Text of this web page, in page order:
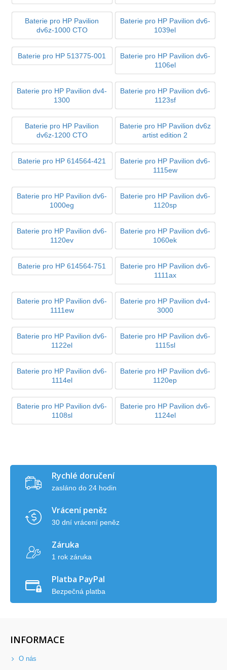
Baterie pro HP Pavilion
dv6z-1000 CTO
Baterie pro HP Pavilion dv6-
1039el
Baterie pro HP 513775-001
Baterie pro HP Pavilion dv6-
1106el
Baterie pro HP Pavilion dv4-
1300
Baterie pro HP Pavilion dv6-
1123sf
Baterie pro HP Pavilion
dv6z-1200 CTO
Baterie pro HP Pavilion dv6z
artist edition 2
Baterie pro HP 614564-421
Baterie pro HP Pavilion dv6-
1115ew
Baterie pro HP Pavilion dv6-
1000eg
Baterie pro HP Pavilion dv6-
1120sp
Baterie pro HP Pavilion dv6-
1120ev
Baterie pro HP Pavilion dv6-
1060ek
Baterie pro HP 614564-751
Baterie pro HP Pavilion dv6-
1111ax
Baterie pro HP Pavilion dv6-
1111ew
Baterie pro HP Pavilion dv4-
3000
Baterie pro HP Pavilion dv6-
1122el
Baterie pro HP Pavilion dv6-
1115sl
Baterie pro HP Pavilion dv6-
1114el
Baterie pro HP Pavilion dv6-
1120ep
Baterie pro HP Pavilion dv6-
1108sl
Baterie pro HP Pavilion dv6-
1124el
Rychlé doručení
zasláno do 24 hodin
Vrácení peněz
30 dní vrácení peněz
Záruka
1 rok záruka
Platba PayPal
Bezpečná platba
INFORMACE
O nás